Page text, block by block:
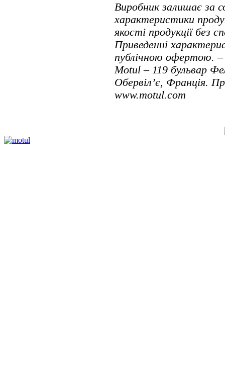
Виробник залишає за
характеристики
якості продукції без
Приведенні
публічною офертою. –
Motul – 119 бульвар
Обервіл’є, Франція.
www.motul.com